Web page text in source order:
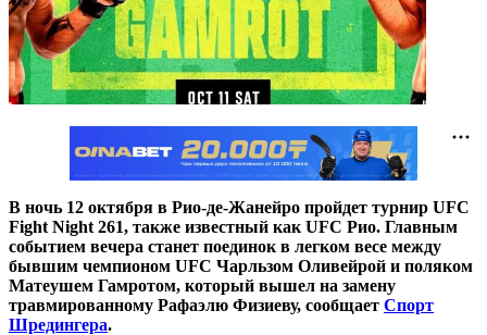
В ночь 12 октября в Рио-де-Жанейро пройдет турнир UFC
Fight Night 261, также известный как UFC Рио. Главным
событием вечера станет поединок в легком весе между
бывшим чемпионом UFC Чарльзом Оливейрой и поляком
Матеушем Гамротом, который вышел на замену
травмированному Рафаэлю Физиеву, сообщает Спорт
Шредингера.